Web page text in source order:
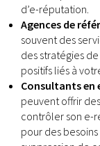
d’e-réputation.
Agences de
souvent des
des stratégies
positifs liés à
Consultants
peuvent offrir
contrôler son e-
pour des